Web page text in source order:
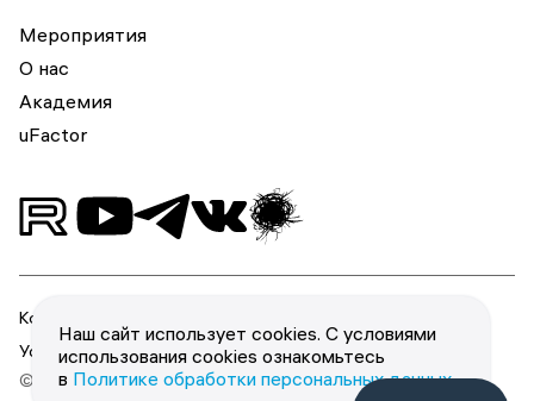
Мероприятия
О нас
Академия
uFactor
Конфиденциальность
Условия использования
© 2026 ООО «Юзергейт».
Наш сайт использует cookies. С условиями
использования cookies ознакомьтесь
в Политике обработки персональных данных.